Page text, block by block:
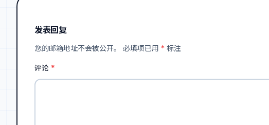
发表回复
您的邮箱地址不会被公开。 必填项已用 * 标注
评论 *